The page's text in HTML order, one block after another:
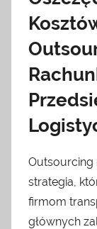
Outsourcing
strategia,
firmom
głównych